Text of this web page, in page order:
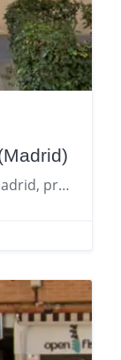
Calle De Nicaragua 20, 28016 Madrid, provincia de Madrid, España